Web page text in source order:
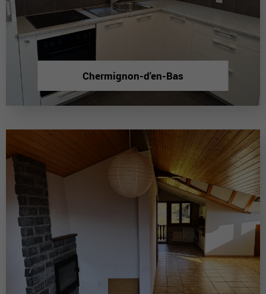
Chermignon-d'en-Bas